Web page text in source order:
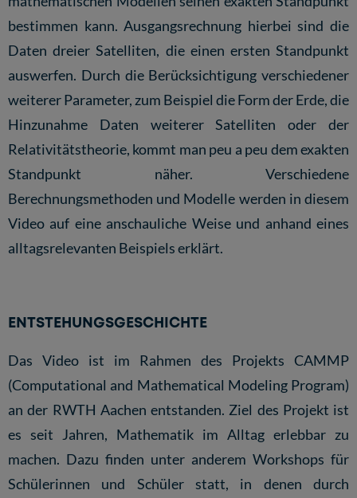
bestimmen kann. Ausgangsrechnung hierbei sind die
Daten dreier Satelliten, die einen ersten Standpunkt
auswerfen. Durch die Berücksichtigung verschiedener
weiterer Parameter, zum Beispiel die Form der Erde, die
Hinzunahme Daten weiterer Satelliten oder der
Relativitätstheorie, kommt man peu a peu dem exakten
Standpunkt näher. Verschiedene
Berechnungsmethoden und Modelle werden in diesem
Video auf eine anschauliche Weise und anhand eines
alltagsrelevanten Beispiels erklärt.
ENTSTEHUNGSGESCHICHTE
Das Video ist im Rahmen des Projekts CAMMP
(Computational and Mathematical Modeling Program)
an der RWTH Aachen entstanden. Ziel des Projekt ist
es seit Jahren, Mathematik im Alltag erlebbar zu
machen. Dazu finden unter anderem Workshops für
Schülerinnen und Schüler statt, in denen durch